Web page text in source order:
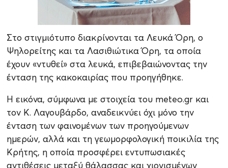
Στο στιγμιότυπο διακρίνονται τα Λευκά Όρη, ο
Ψηλορείτης και τα Λασιθιώτικα Όρη, τα οποία
έχουν «ντυθεί» στα λευκά, επιβεβαιώνοντας την
ένταση της κακοκαιρίας που προηγήθηκε.
Η εικόνα, σύμφωνα με στοιχεία του meteo.gr και
τον Κ. Λαγουβάρδο, αναδεικνύει όχι μόνο την
ένταση των φαινομένων των προηγούμενων
ημερών, αλλά και τη γεωμορφολογική ποικιλία της
Κρήτης, η οποία προσφέρει εντυπωσιακές
αντιθέσεις μεταξύ θάλασσας και χιονισμένων